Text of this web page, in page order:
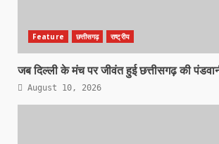
Feature छत्तीसगढ़ राष्ट्रीय
जब दिल्ली के मंच पर जीवंत हुई छत्तीसगढ़ की
August 10, 2026